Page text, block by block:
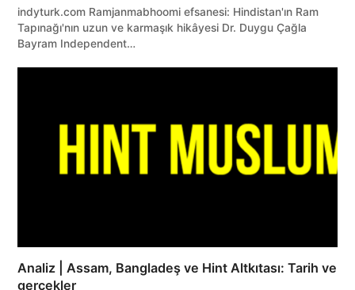
indyturk.com Ramjanmabhoomi efsanesi: Hindistan'ın Ram
Tapınağı'nın uzun ve karmaşık hikâyesi Dr. Duygu Çağla
Bayram Independent…
Analiz | Assam, Bangladeş ve Hint Altkıtası: Tarih ve
gerçekler